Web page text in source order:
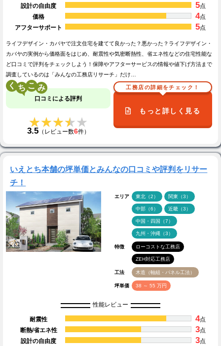
設計の自由度
5点
価格
4点
アフターサポート
5点
ライフデザイン・カバヤで注文住宅を建てて良かった？悪かった？ライフデザイン・
カバヤの実例から価格面をはじめ、耐震性や気密断熱性、省エネ性などの住宅性能な
ど口コミで評判をチェックしよう！保障やアフターサービスの情報や値下げ方法まで
調査しているのは「みんなの工務店リサーチ」だけ…
く こ
口コミによる評判
★★★★★
★★★★★
3.5（レビュー数6件）
工務店の詳細をチェック！
もっと詳しく見る
いえとち本舗の坪単価とみんなの口コミや評判をリサー
チ！
エリア 東北（2） 関東（3）
中部（6） 近畿（3）
中国・四国（7）
九州・沖縄（3）
特徴 ローコストな工務店
ZEH対応工務店
工法 木造（軸組・パネル工法）
坪単価 38 ～ 55 万円
性能レビュー
耐震性 4点
断熱/省エネ性
3点
設計の自由度
3点